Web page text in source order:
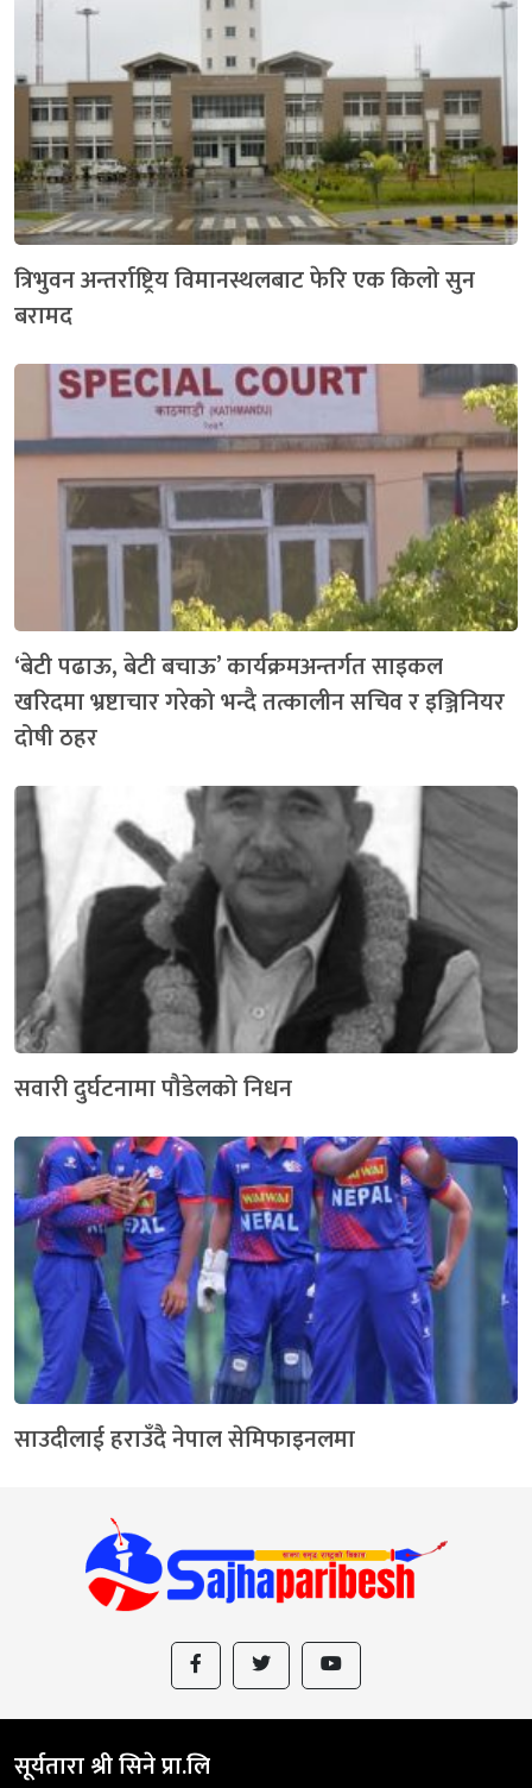
त्रिभुवन अन्तर्राष्ट्रिय विमानस्थलबाट फेरि एक किलो सुन
बरामद
‘बेटी पढाऊ, बेटी बचाऊ’ कार्यक्रमअन्तर्गत साइकल
खरिदमा भ्रष्टाचार गरेको भन्दै तत्कालीन सचिव र इञ्जिनियर
दोषी ठहर
सवारी दुर्घटनामा पौडेलको निधन
साउदीलाई हराउँदै नेपाल सेमिफाइनलमा
सूर्यतारा श्री सिने प्रा.लि